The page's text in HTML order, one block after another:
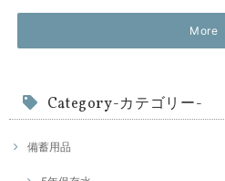
More
Category-カテゴリー-
備蓄用品